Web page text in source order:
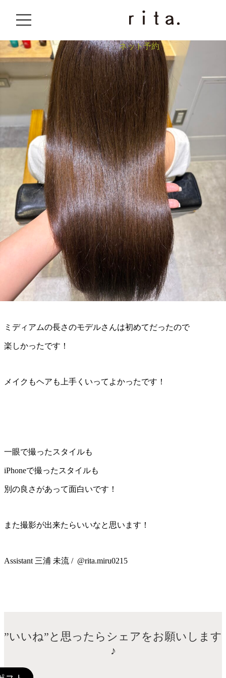
044-201-9885
BLOG
三浦 未流 撮影会
2025.03.06
未分類
こんにちは！
この間お休みの日に撮影会を行いました！
ミディアムの長さのモデルさんは初めてだったので
楽しかったです！
メイクもヘアも上手くいってよかったです！
一眼で撮ったスタイルも
iPhoneで撮ったスタイルも
別の良さがあって面白いです！
また撮影が出来たらいいなと思います！
Assistant 三浦 未流 / @rita.miru0215
”いいね”と思ったらシェアをお願いします
♪